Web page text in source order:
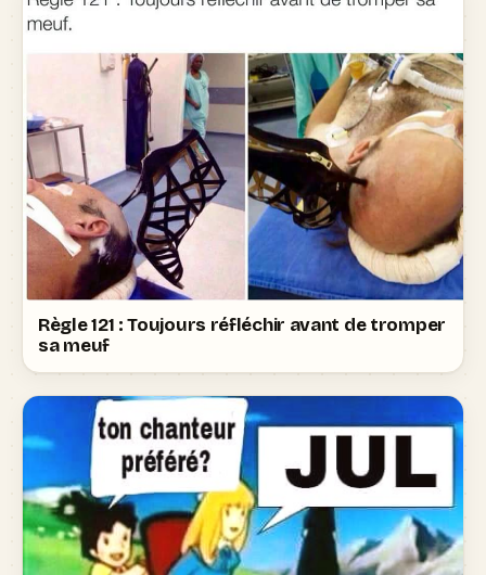
Règle 121 : Toujours réfléchir avant de tromper
sa meuf